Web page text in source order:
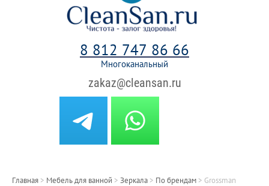
8 812 747 86 66
Многоканальный
zakaz@cleansan.ru
Главная > Мебель для ванной > Зеркала > По брендам > Grossman